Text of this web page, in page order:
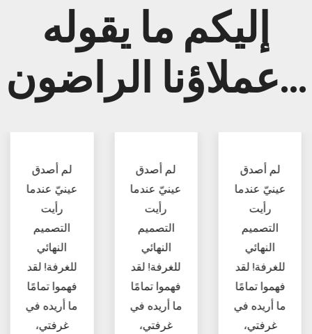
إليكم ما يقوله
عملاؤنا الراضون...
لم أصدق
عينيّ عندما
رأيت
التصميم
النهائي
للغرفة! لقد
فهموا تمامًا
ما أريده في
غرفتي،
لم أصدق
عينيّ عندما
رأيت
التصميم
النهائي
للغرفة! لقد
فهموا تمامًا
ما أريده في
غرفتي،
لم أصدق
عينيّ عندما
رأيت
التصميم
النهائي
للغرفة! لقد
فهموا تمامًا
ما أريده في
غرفتي،